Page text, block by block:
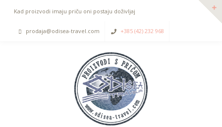
Kad proizvodi imaju priču oni postaju doživljaj
prodaja@odisea-travel.com +385 (42) 232 968